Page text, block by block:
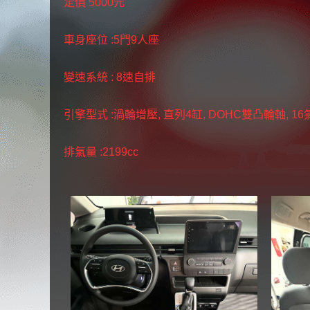
車身座位 :5門9人座
變速系統 : 8速自排
引擎型式 :渦輪增壓, 直列4缸, DOHC雙凸輪軸, 16
排氣量 :2199cc